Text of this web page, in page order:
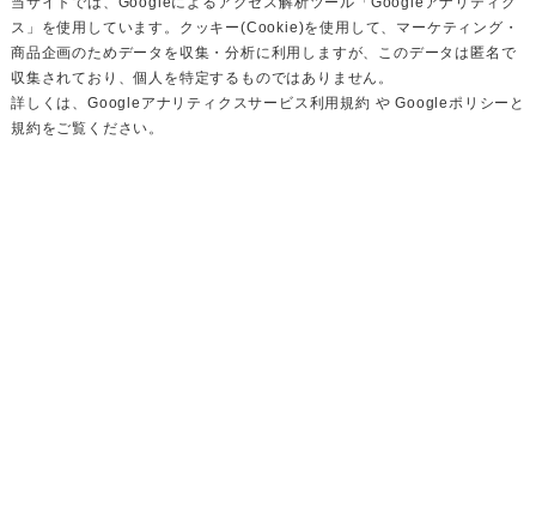
ス」を使用しています。クッキー(Cookie)を使用して、マーケティング・
商品企画のためデータを収集・分析に利用しますが、このデータは匿名で
収集されており、個人を特定するものではありません。
詳しくは、 Googleアナリティクスサービス利用規約 やGoogleポリシーと
規約をご覧ください。